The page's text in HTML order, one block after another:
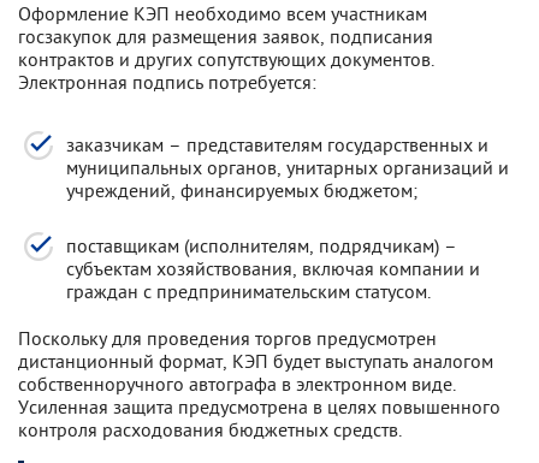
Оформление КЭП необходимо всем участникам
госзакупок для размещения заявок, подписания
контрактов и других сопутствующих документов.
Электронная подпись потребуется:
заказчикам – представителям государственных и
муниципальных органов, унитарных организаций и
учреждений, финансируемых бюджетом;
поставщикам (исполнителям, подрядчикам) –
субъектам хозяйствования, включая компании и
граждан с предпринимательским статусом.
Поскольку для проведения торгов предусмотрен
дистанционный формат, КЭП будет выступать аналогом
собственноручного автографа в электронном виде.
Усиленная защита предусмотрена в целях повышенного
контроля расходования бюджетных средств.